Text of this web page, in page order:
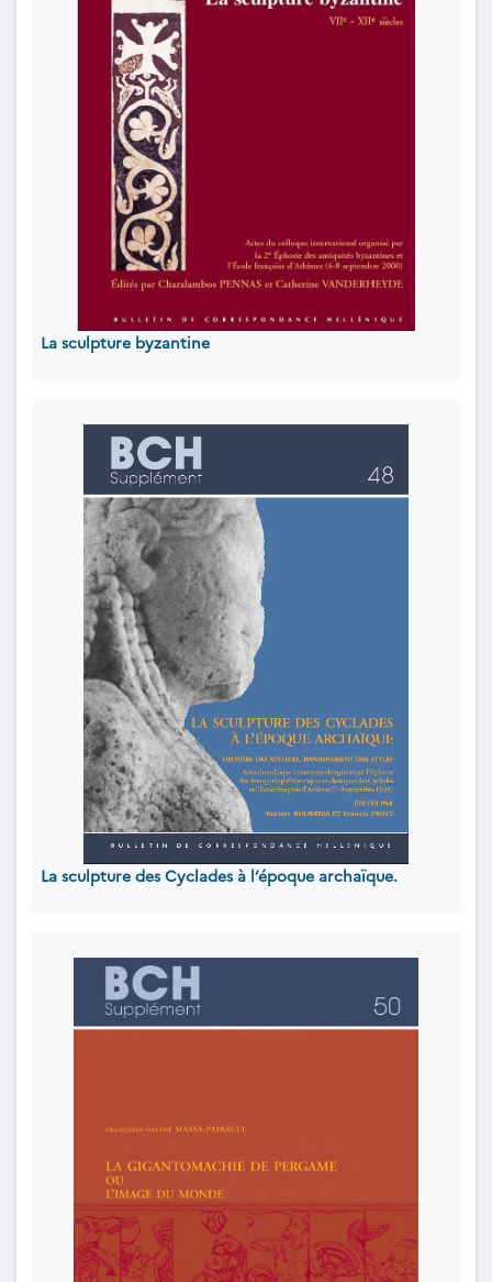
La sculpture byzantine
La sculpture des Cyclades à l’époque archaïque.